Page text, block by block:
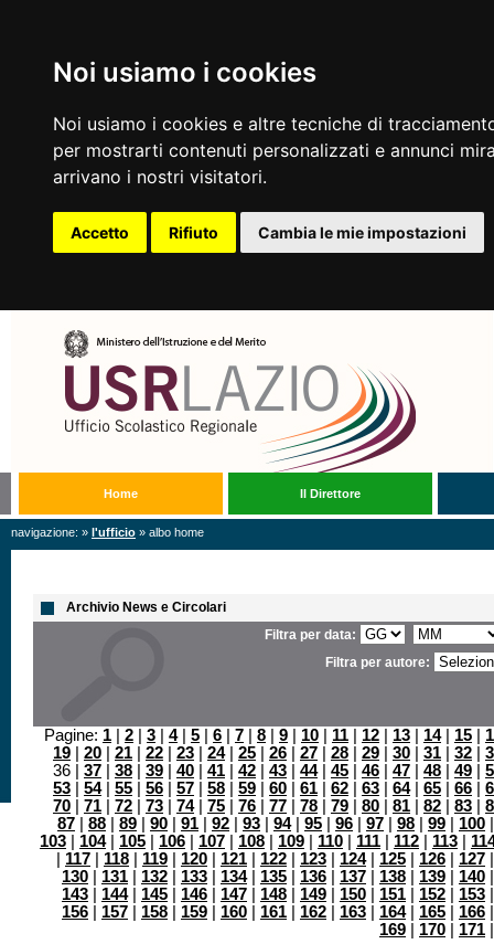
Noi usiamo i cookies
Noi usiamo i cookies e altre tecniche di
per mostrarti contenuti personalizzati e annunci
arrivano i nostri visitatori.
Accetto Rifiuto Cambia le mie impostazioni
Home Il Direttore
navigazione: » l'ufficio » albo home
Archivio News e Circolari
Filtra per data:
Filtra per autore:
Pagine: 1 2 3 4| 5 6 7 8 9 10 11 12 13 14| 15
19
20 21 22 23 24| 25 26 27 28 29 30 31 32
36 | 37 38 39 40 41 42 43 44| 45 46 47 48 49
53
54| 55 56 57 58 59 60 61 62 63 64| 65 66
70
71 72 73 74| 75 76 77 78 79 80 81 82 83
87
88 89 90 91 92 93 94| 95 96 97 98 99 100
103
104| 105 106 107 108 109 110 111 112 113
117 118 119 120 121 122 123 124| 125 126 127
130
131 132 133 134| 135 136 137 138 139 140
143
144| 145 146 147 148 149 150 151 152 153
156
157 158 159 160 161 162 163 164| 165 166
169
170 171